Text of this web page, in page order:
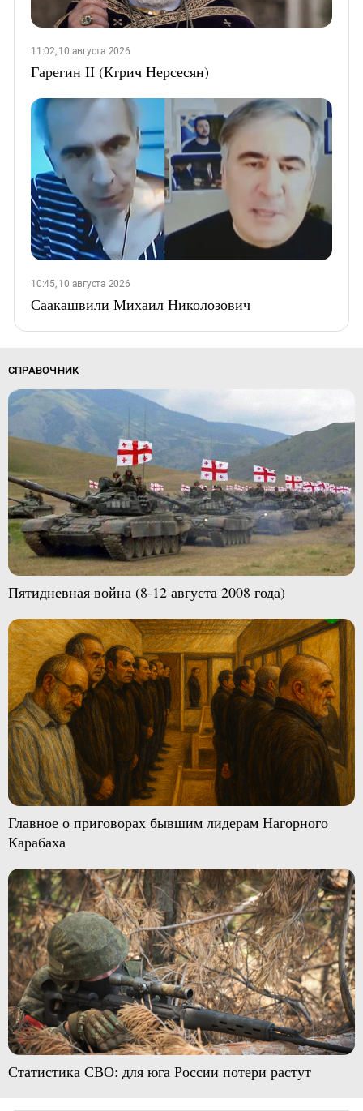
11:02, 10 августа 2026
Гарегин II (Ктрич Нерсесян)
10:45, 10 августа 2026
Саакашвили Михаил Николозович
СПРАВОЧНИК
Пятидневная война (8-12 августа 2008 года)
Главное о приговорах бывшим лидерам Нагорного
Карабаха
Статистика СВО: для юга России потери растут